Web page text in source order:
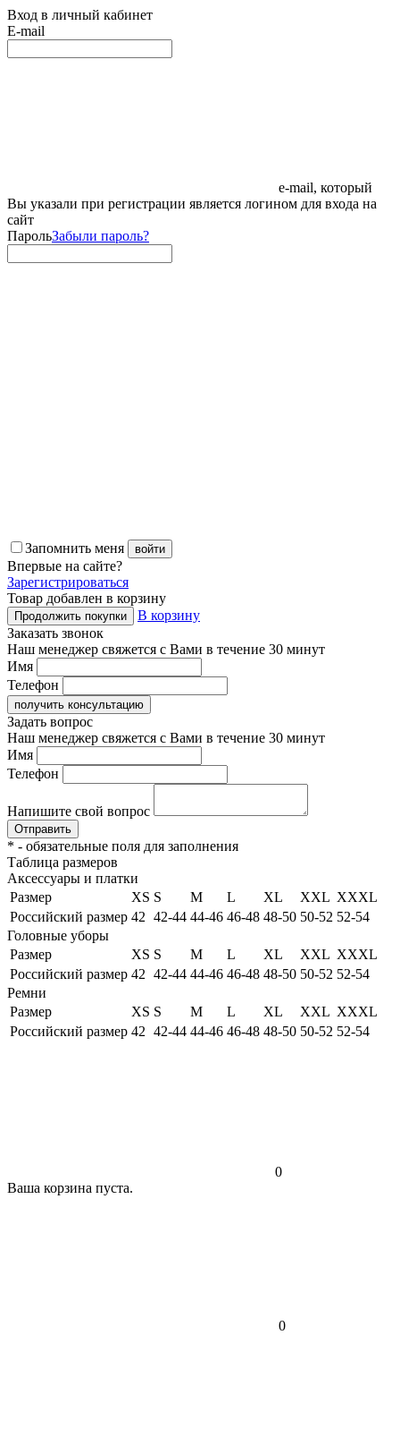
Вход в личный кабинет
E-mail
e-mail, который
Вы указали при регистрации является логином для входа на
сайт
ПарольЗабыли пароль?
Запомнить меня войти
Впервые на сайте?
Зарегистрироваться
Товар добавлен в корзину
Продолжить покупки
В корзину
Заказать звонок
Наш менеджер свяжется с Вами в течение 30 минут
Имя
Телефон
получить консультацию
Задать вопрос
Наш менеджер свяжется с Вами в течение 30 минут
Имя
Телефон
Напишите свой вопрос
Отправить
* - обязательные поля для заполнения
Таблица размеров
Аксессуары и платки
Размер
XS S M L XL XXL XXXL
Российский размер 42 42-44 44-46 46-48 48-50 50-52 52-54
Головные уборы
Размер
XS S M L XL XXL XXXL
Российский размер 42 42-44 44-46 46-48 48-50 50-52 52-54
Ремни
Размер
XS S M L XL XXL XXXL
Российский размер 42 42-44 44-46 46-48 48-50 50-52 52-54
0
Ваша корзина пуста.
0